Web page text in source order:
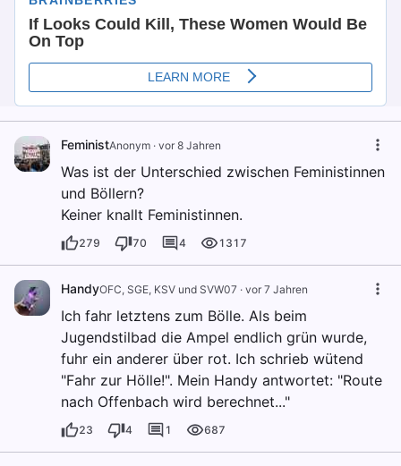
FeministAnonym · vor 8 Jahren
Was ist der Unterschied zwischen Feministinnen
und Böllern?
Keiner knallt Feministinnen.
279 70 4 1317
HandyOFC, SGE, KSV und SVW07 · vor 7 Jahren
Ich fahr letztens zum Bölle. Als beim
Jugendstilbad die Ampel endlich grün wurde,
fuhr ein anderer über rot. Ich schrieb wütend
"Fahr zur Hölle!". Mein Handy antwortet: "Route
nach Offenbach wird berechnet..."
23 4 1 687